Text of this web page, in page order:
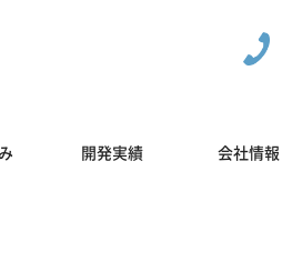
開発実績 会社情報